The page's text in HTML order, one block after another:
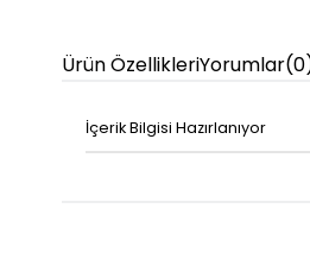
Ürün ÖzellikleriYorumlar
İçerik Bilgisi Hazırlanıyor